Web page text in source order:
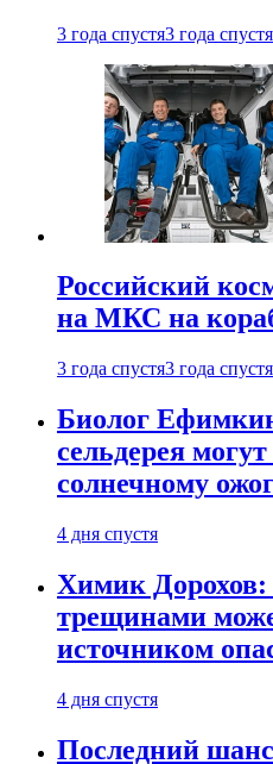
3 года спустя3 года спустя
Российский
на МКС на
3 года спустя3 года спустя
Биолог
сельдерея
солнечному
4 дня спустя
Химик Дорохов:
трещинами
источником
4 дня спустя
Последний